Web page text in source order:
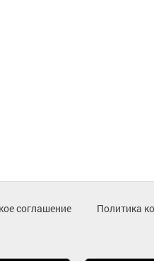
соглашение
Политика